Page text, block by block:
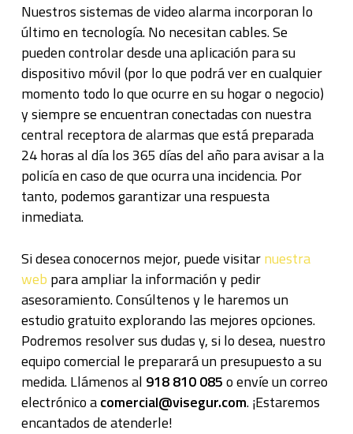
Nuestros sistemas de video alarma incorporan lo
último en tecnología. No necesitan cables. Se
pueden controlar desde una aplicación para su
dispositivo móvil (por lo que podrá ver en cualquier
momento todo lo que ocurre en su hogar o negocio)
y siempre se encuentran conectadas con nuestra
central receptora de alarmas que está preparada
24 horas al día los 365 días del año para avisar a la
policía en caso de que ocurra una incidencia. Por
tanto, podemos garantizar una respuesta
inmediata.
Si desea conocernos mejor, puede visitarnuestra
web para ampliar la información y pedir
asesoramiento. Consúltenos y le haremos un
estudio gratuito explorando las mejores opciones.
Podremos resolver sus dudas y, si lo desea, nuestro
equipo comercial le preparará un presupuesto a su
medida. Llámenos al 918 810 085o envíe un correo
electrónico acomercial@visegur.com. ¡Estaremos
encantados de atenderle!